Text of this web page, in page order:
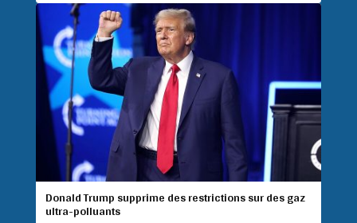
Donald Trump supprime des restrictions sur des gaz
ultra-polluants